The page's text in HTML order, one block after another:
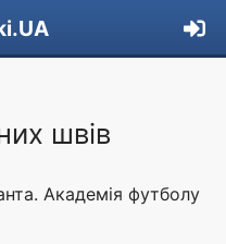
швів
Академія футболу